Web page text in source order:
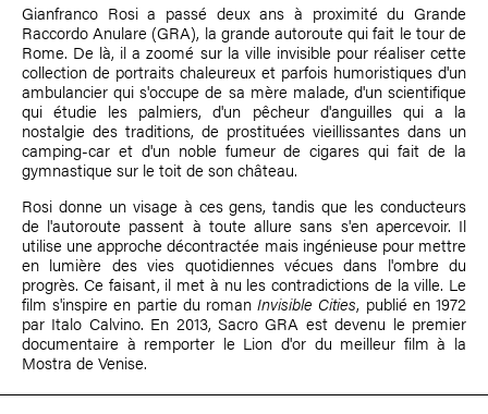
Gianfranco Rosi a passé deux ans à proximité du Grande
Raccordo Anulare (GRA), la grande autoroute qui fait le tour de
Rome. De là, il a zoomé sur la ville invisible pour réaliser cette
collection de portraits chaleureux et parfois humoristiques d'un
ambulancier qui s'occupe de sa mère malade, d'un scientifique
qui étudie les palmiers, d'un pêcheur d'anguilles qui a la
nostalgie des traditions, de prostituées vieillissantes dans un
camping-car et d'un noble fumeur de cigares qui fait de la
gymnastique sur le toit de son château.
Rosi donne un visage à ces gens, tandis que les conducteurs
de l'autoroute passent à toute allure sans s'en apercevoir. Il
utilise une approche décontractée mais ingénieuse pour mettre
en lumière des vies quotidiennes vécues dans l'ombre du
progrès. Ce faisant, il met à nu les contradictions de la ville. Le
film s'inspire en partie du romanInvisible Cities, publié en 1972
par Italo Calvino. En 2013, Sacro GRA est devenu le premier
documentaire à remporter le Lion d'or du meilleur film à la
Mostra de Venise.